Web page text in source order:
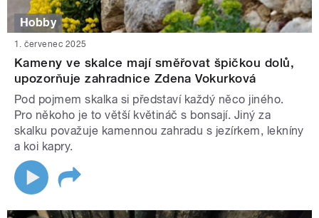
Hobby
1. červenec 2025
Kameny ve skalce mají směřovat špičkou dolů,
upozorňuje zahradnice Zdena Vokurková
Pod pojmem skalka si představí každý něco jiného.
Pro někoho je to větší květináč s bonsají. Jiný za
skalku považuje kamennou zahradu s jezírkem, lekníny
a koi kapry.